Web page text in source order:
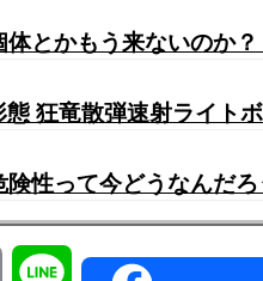
とかもう来ないのか
態 狂竜散弾速射ライト
性って今どうなんだ
Copy